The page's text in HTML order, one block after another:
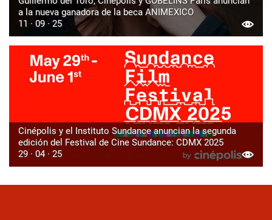
a la nueva ganadora de la beca ANIMEXICO
11 · 09 · 25
Cinépolis y el Instituto Sundance anuncian la segunda
edición del Festival de Cine Sundance: CDMX 2025
29 · 04 · 25